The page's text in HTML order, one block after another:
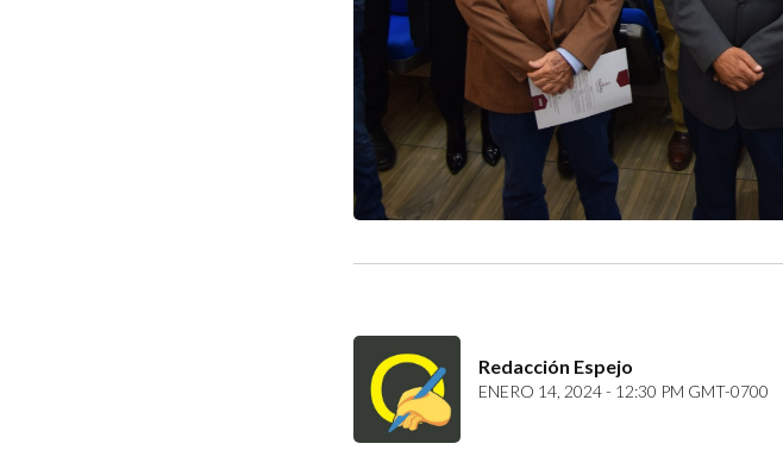
Redacción Espejo
ENERO 14, 2024 - 12:30 PM GMT-0700